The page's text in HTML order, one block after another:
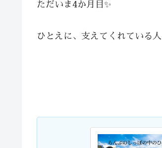
ただいま4か月目✨
ひとえに、支えてくれている